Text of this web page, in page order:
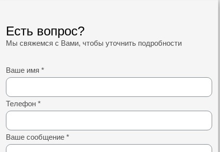
Есть вопрос?
Мы свяжемся с Вами, чтобы уточнить подробности
Ваше имя *
Телефон *
Ваше сообщение *